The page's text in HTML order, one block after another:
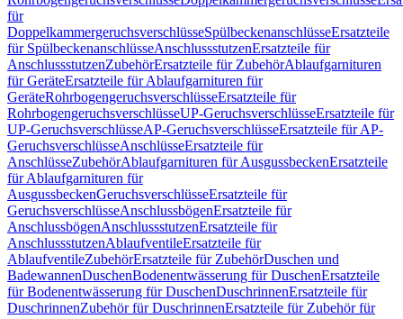
für
DoppelkammergeruchsverschlüsseSpülbeckenanschlüsseErsatzteile
für SpülbeckenanschlüsseAnschlussstutzenErsatzteile für
AnschlussstutzenZubehörErsatzteile für ZubehörAblaufgarnituren
für GeräteErsatzteile für Ablaufgarnituren für
GeräteRohrbogengeruchsverschlüsseErsatzteile für
RohrbogengeruchsverschlüsseUP-GeruchsverschlüsseErsatzteile für
UP-GeruchsverschlüsseAP-GeruchsverschlüsseErsatzteile für AP-
GeruchsverschlüsseAnschlüsseErsatzteile für
AnschlüsseZubehörAblaufgarnituren für AusgussbeckenErsatzteile
für Ablaufgarnituren für
AusgussbeckenGeruchsverschlüsseErsatzteile für
GeruchsverschlüsseAnschlussbögenErsatzteile für
AnschlussbögenAnschlussstutzenErsatzteile für
AnschlussstutzenAblaufventileErsatzteile für
AblaufventileZubehörErsatzteile für ZubehörDuschen und
BadewannenDuschenBodenentwässerung für DuschenErsatzteile
für Bodenentwässerung für DuschenDuschrinnenErsatzteile für
DuschrinnenZubehör für DuschrinnenErsatzteile für Zubehör für